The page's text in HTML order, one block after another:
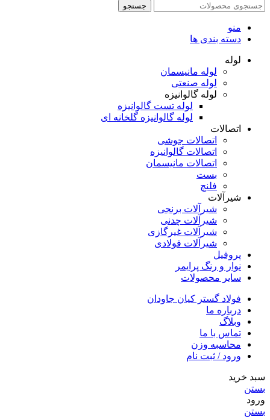
جستجو
منو
دسته بندی ها
لوله
لوله مانیسمان
لوله صنعتی
لوله گالوانیزه
لوله تست گالوانیزه
لوله گالوانیزه گلخانه ای
اتصالات
اتصالات جوشی
اتصالات گالوانیزه
اتصالات مانیسمان
بست
فلنچ
شیرآلات
شیرآلات برنجی
شیرآلات چدنی
شیرآلات غیرگازی
شیرآلات فولادی
پروفیل
نوار و رنگ پرایمر
سایر محصولات
فولاد گستر کیان جاودان
درباره ما
وبلاگ
تماس با ما
محاسبه وزن
ورود / ثبت نام
سبد خرید
بستن
ورود
بستن